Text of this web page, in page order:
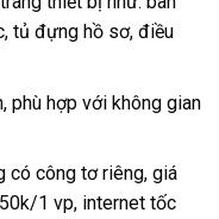
tủ đựng hồ sơ, điều
phù hợp với không gian
có công tơ riêng, giá
1 vp, internet tốc